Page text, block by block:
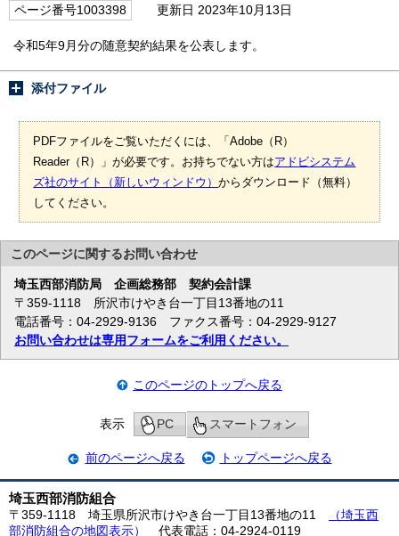
ページ番号1003398 更新日 2023年10月13日
令和5年9月分の随意契約結果を公表します。
添付ファイル
PDFファイルをご覧いただくには、「Adobe（R）
Reader（R）」が必要です。お持ちでない方はアドビシステム
ズ社のサイト（新しいウィンドウ）からダウンロード（無料）
してください。
このページに関するお問い合わせ
埼玉西部消防局 企画総務部 契約会計課
〒359-1118 所沢市けやき台一丁目13番地の11
電話番号：04-2929-9136 ファクス番号：04-2929-9127
お問い合わせは専用フォームをご利用ください。
このページのトップへ戻る
表示 PC スマートフォン
前のページへ戻る トップページへ戻る
埼玉西部消防組合
〒359-1118 埼玉県所沢市けやき台一丁目13番地の11
（埼玉西
部消防組合の地図表示）
代表電話：04-2924-0119